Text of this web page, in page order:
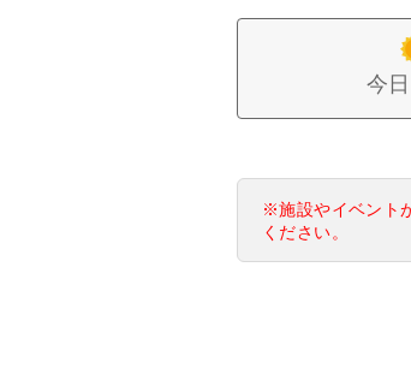
今日
※施設やイベント
ください。